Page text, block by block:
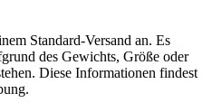
Standard-Versand an. Es
des Gewichts, Größe oder
Diese Informationen findest